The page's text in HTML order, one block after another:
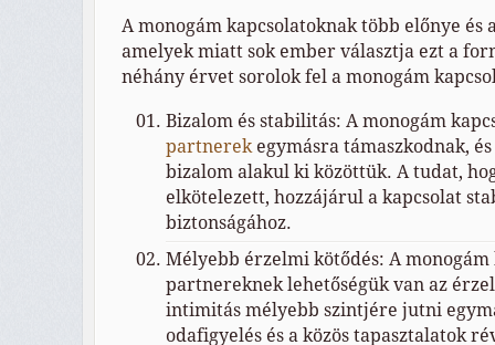
A monogám kapcsolatoknak több előnye és
amelyek miatt sok ember választja ezt a
néhány érvet sorolok fel a monogám
Bizalom és stabilitás: A monogám
partnerekegymásra támaszkodnak,
bizalom alakul ki közöttük. A tudat,
elkötelezett, hozzájárul a kapcsolat
biztonságához.
Mélyebb érzelmi kötődés: A monogám
partnereknek lehetőségük van az
intimitás mélyebb szintjére jutni
odafigyelés és a közös tapasztalatok